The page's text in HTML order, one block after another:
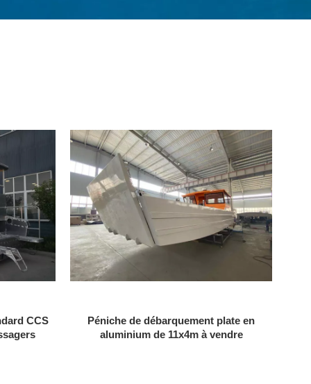
CCS
Péniche de débarquement plate en
aluminium de 11x4m à vendre